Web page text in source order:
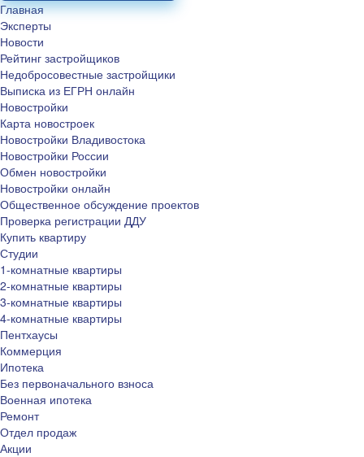
Главная
Эксперты
Новости
Рейтинг застройщиков
Недобросовестные застройщики
Выписка из ЕГРН онлайн
Новостройки
Карта новостроек
Новостройки Владивостока
Новостройки России
Обмен новостройки
Новостройки онлайн
Общественное обсуждение проектов
Проверка регистрации ДДУ
Купить квартиру
Студии
1-комнатные квартиры
2-комнатные квартиры
3-комнатные квартиры
4-комнатные квартиры
Пентхаусы
Коммерция
Ипотека
Без первоначального взноса
Военная ипотека
Ремонт
Отдел продаж
Акции